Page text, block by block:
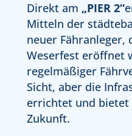
Direkt am „PIER 2“
Mitteln der
neuer
Weserfest eröffnet
regelmäßiger
Sicht, aber die
errichtet und
Zukunft.